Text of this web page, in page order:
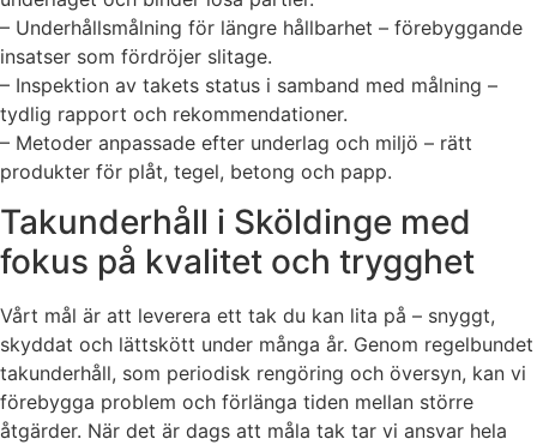
– Underhållsmålning för längre hållbarhet – förebyggande
insatser som fördröjer slitage.
– Inspektion av takets status i samband med målning –
tydlig rapport och rekommendationer.
– Metoder anpassade efter underlag och miljö – rätt
produkter för plåt, tegel, betong och papp.
Takunderhåll i Sköldinge med
fokus på kvalitet och trygghet
Vårt mål är att leverera ett tak du kan lita på – snyggt,
skyddat och lättskött under många år. Genom regelbundet
takunderhåll, som periodisk rengöring och översyn, kan vi
förebygga problem och förlänga tiden mellan större
åtgärder. När det är dags att måla tak tar vi ansvar hela